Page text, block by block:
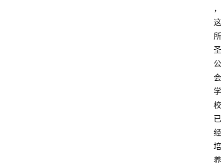
，
这
所
圣
公
会
学
校
已
经
培
养